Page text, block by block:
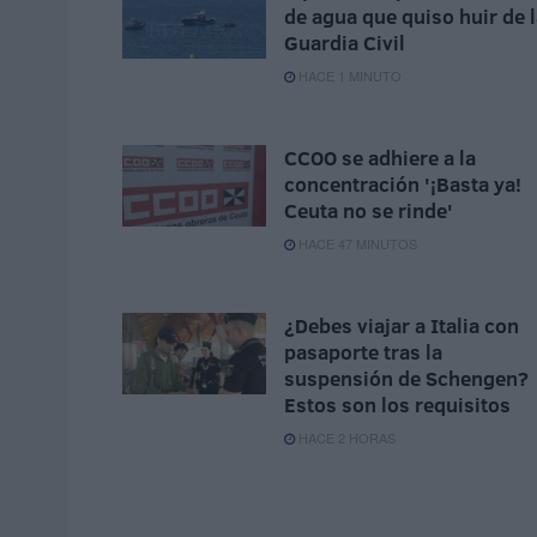
de agua que quiso huir de
Guardia Civil
HACE 1 MINUTO
CCOO se adhiere a la
concentración '¡Basta ya!
Ceuta no se rinde'
HACE 47 MINUTOS
¿Debes viajar a Italia con
pasaporte tras la
suspensión de Schengen?
Estos son los requisitos
HACE 2 HORAS